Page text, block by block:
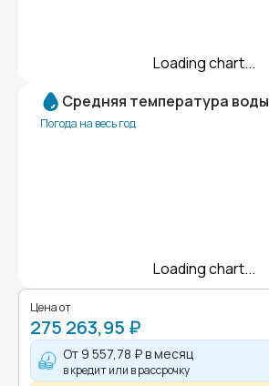
Loading chart...
Средняя температура воды
Погода на весь год
Loading chart...
Цена от
275 263,95 ₽
От 9 557,78 ₽в месяц
в кредит или в рассрочку